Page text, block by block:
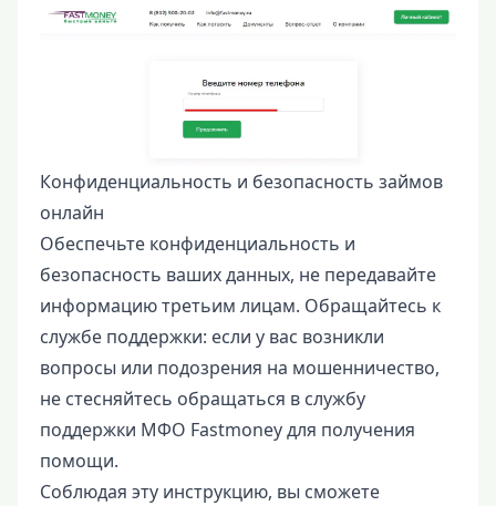
Конфиденциальность и безопасность займов
онлайн
Обеспечьте конфиденциальность и
безопасность ваших данных, не передавайте
информацию третьим лицам. Обращайтесь к
службе поддержки: если у вас возникли
вопросы или подозрения на мошенничество,
не стесняйтесь обращаться в службу
поддержки МФО Fastmoney для получения
помощи.
Соблюдая эту инструкцию, вы сможете